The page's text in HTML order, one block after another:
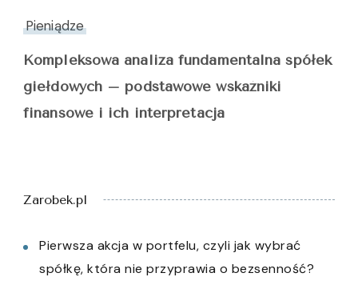
Pieniądze
Kompleksowa analiza fundamentalna spółek
giełdowych – podstawowe wskaźniki
finansowe i ich interpretacja
Zarobek.pl
Pierwsza akcja w portfelu, czyli jak wybrać
spółkę, która nie przyprawia o bezsenność?